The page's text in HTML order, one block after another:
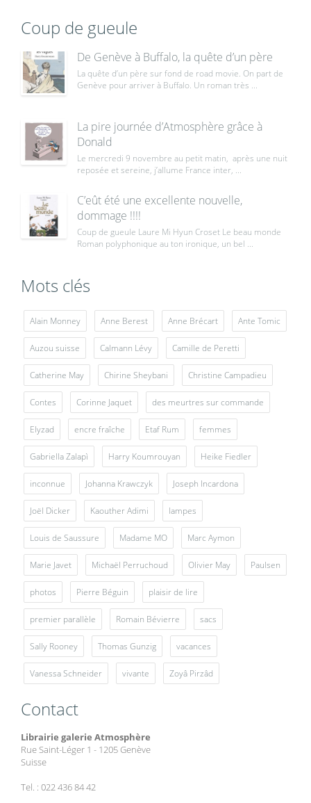
Coup de gueule
De Genève à Buffalo, la quête d’un père
La quête d’un père sur fond de road movie. On part de
Genève pour arriver à Buffalo. Un roman très ...
La pire journée d’Atmosphère grâce à
Donald
Le mercredi 9 novembre au petit matin, après une nuit
reposée et sereine, j’allume France inter, ...
C’eût été une excellente nouvelle,
dommage !!!!
Coup de gueule Laure Mi Hyun Croset Le beau monde
Roman polyphonique au ton ironique, un bel ...
Mots clés
Alain Monney Anne Berest Anne Brécart Ante Tomic
Auzou suisse Calmann Lévy Camille de Peretti
Catherine May Chirine Sheybani Christine Campadieu
Contes Corinne Jaquet des meurtres sur commande
Elyzad encre fraîche Etaf Rum femmes
Gabriella Zalapì Harry Koumrouyan Heike Fiedler
inconnue Johanna Krawczyk Joseph Incardona
Joël Dicker Kaouther Adimi lampes
Louis de Saussure Madame MO Marc Aymon
Marie Javet Michaël Perruchoud Olivier May Paulsen
photos Pierre Béguin plaisir de lire
premier parallèle Romain Bévierre sacs
Sally Rooney Thomas Gunzig vacances
Vanessa Schneider vivante Zoyâ Pirzâd
Contact
Librairie galerie Atmosphère
Rue Saint-Léger 1 - 1205 Genève
Suisse
Tel. : 022 436 84 42